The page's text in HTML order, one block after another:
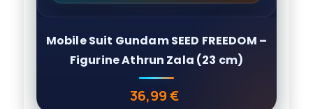
Mobile Suit Gundam SEED FREEDOM –
Figurine Athrun Zala (23 cm)
Prix
36,99 €